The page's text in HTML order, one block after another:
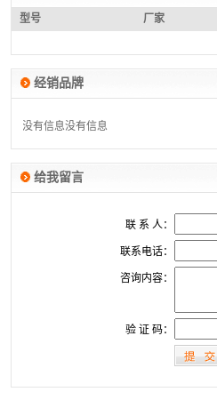
型号 厂家
经销品牌
没有信息没有信息
给我留言
联 系 人：
联系电话：
咨询内容：
验 证 码：